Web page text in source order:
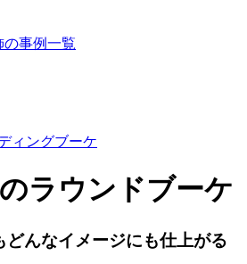
の事例一覧
ィングブーケ
ラウンドブーケ
どんなイメージにも仕上がる